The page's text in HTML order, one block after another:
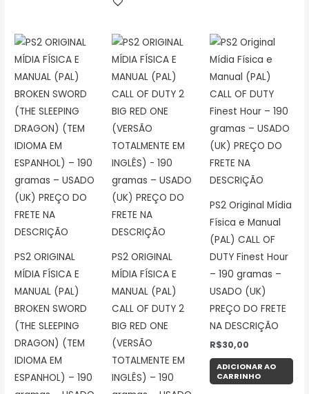
PS2 ORIGINAL
MÍDIA FÍSICA E
MANUAL (PAL)
BROKEN SWORD
(THE SLEEPING
DRAGON) (TEM
IDIOMA EM
ESPANHOL) – 190
PS2 ORIGINAL
MÍDIA FÍSICA E
MANUAL (PAL)
CALL OF DUTY 2
BIG RED ONE
(VERSÃO
TOTALMENTE EM
INGLÊS) – 190
PS2 Original Mídia
Física e Manual
(PAL) CALL OF
DUTY Finest Hour
– 190 gramas –
USADO (UK)
PREÇO DO FRETE
NA DESCRIÇÃO
R$30,00
ADICIONAR AO
CARRINHO